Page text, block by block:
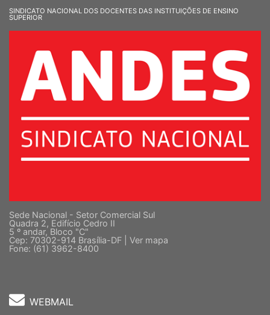
SINDICATO NACIONAL DOS DOCENTES DAS INSTITUIÇÕES DE ENSINO
SUPERIOR
Sede Nacional - Setor Comercial Sul
Quadra 2, Edifício Cedro II
5 º andar, Bloco "C"
Cep: 70302-914 Brasília-DF | Ver mapa
Fone: (61) 3962-8400
WEBMAIL